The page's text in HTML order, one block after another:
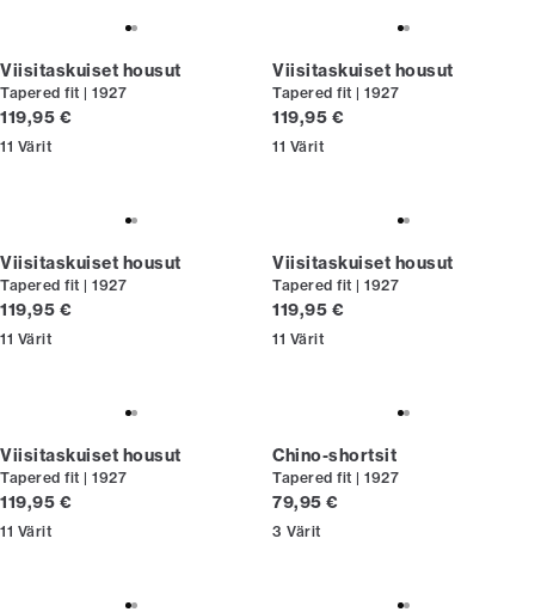
Viisitaskuiset housut
Tapered fit | 1927
Nykyinen hinta
119,95 €
11 Värit
Viisitaskuiset housut
Tapered fit | 1927
Nykyinen hinta
119,95 €
11 Värit
Viisitaskuiset housut
Tapered fit | 1927
Nykyinen hinta
119,95 €
11 Värit
Viisitaskuiset housut
Tapered fit | 1927
Nykyinen hinta
119,95 €
11 Värit
Viisitaskuiset housut
Tapered fit | 1927
Nykyinen hinta
119,95 €
11 Värit
Chino-shortsit
Tapered fit | 1927
Nykyinen hinta
79,95 €
3 Värit